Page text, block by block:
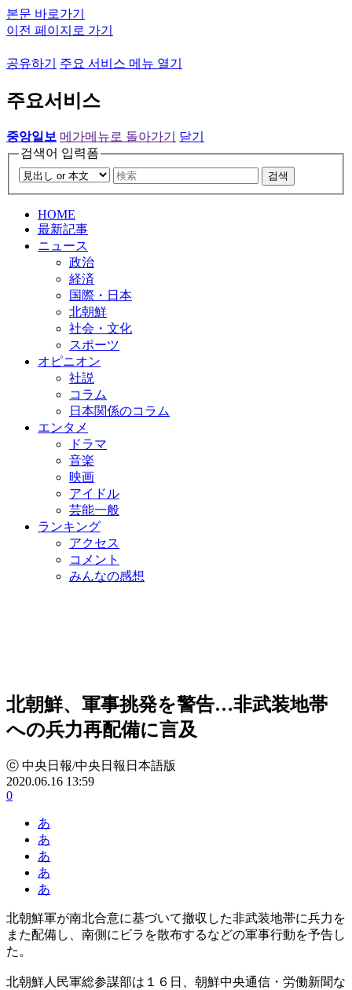
본문 바로가기
이전 페이지로 가기
공유하기 주요 서비스 메뉴 열기
주요서비스
중앙일보 메가메뉴로 돌아가기
닫기
검색어 입력폼
검색
HOME
最新記事
ニュース
政治
経済
国際・日本
北朝鮮
社会・文化
スポーツ
オピニオン
社説
コラム
日本関係のコラム
エンタメ
ドラマ
音楽
映画
アイドル
芸能一般
ランキング
アクセス
コメント
みんなの感想
北朝鮮、軍事挑発を警告…非武装地帯
への兵力再配備に言及
ⓒ 中央日報/中央日報日本語版
2020.06.16 13:59
0
あ
あ
あ
あ
あ
北朝鮮軍が南北合意に基づいて撤収した非武装地帯に兵力を
また配備し、南側にビラを散布するなどの軍事行動を予告し
た。
北朝鮮人民軍総参謀部は１６日、朝鮮中央通信・労働新聞な